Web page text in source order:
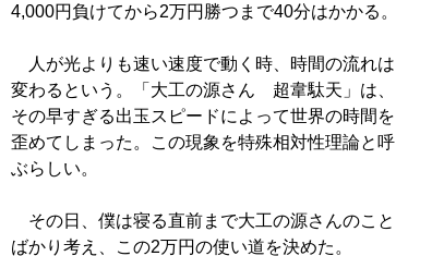
4,000円負けてから2万円勝つまで40分はかかる。
人が光よりも速い速度で動く時、時間の流れは
変わるという。「大工の源さん 超韋駄天」は、
その早すぎる出玉スピードによって世界の時間を
歪めてしまった。この現象を特殊相対性理論と呼
ぶらしい。
その日、僕は寝る直前まで大工の源さんのこと
ばかり考え、この2万円の使い道を決めた。